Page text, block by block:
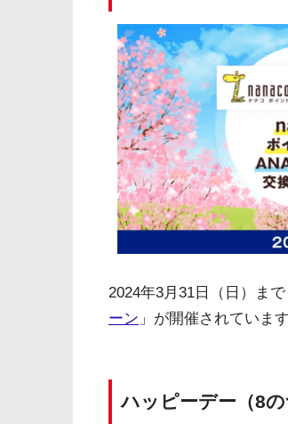
2024年3月31日（日）まで
ーン 」が開催されています
ハッピーデー（8の